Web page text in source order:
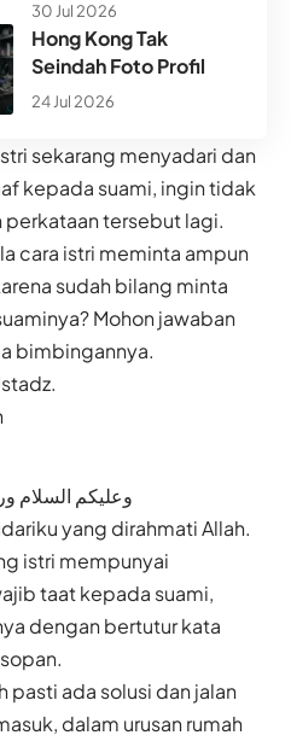
30 Jul 2026
Hong Kong Tak
Seindah Foto Profil
24 Jul 2026
sekarang menyadari dan
kepada suami, ingin tidak
tersebut lagi.
cara istri meminta ampun
sudah bilang minta
Mohon jawaban
bimbingannya.
وعليكم السلام
yang dirahmati Allah.
istri mempunyai
taat kepada suami,
dengan bertutur kata
pasti ada solusi dan jalan
dalam urusan rumah